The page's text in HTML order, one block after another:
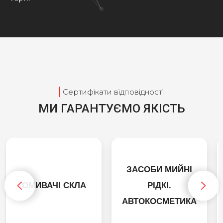
Сертифікати відповідності
МИ ГАРАНТУЄМО ЯКІСТЬ
ОМИВАЧІ СКЛА
ЗАСОБИ МИЙНІ
РІДКІ.
АВТОКОСМЕТИКА